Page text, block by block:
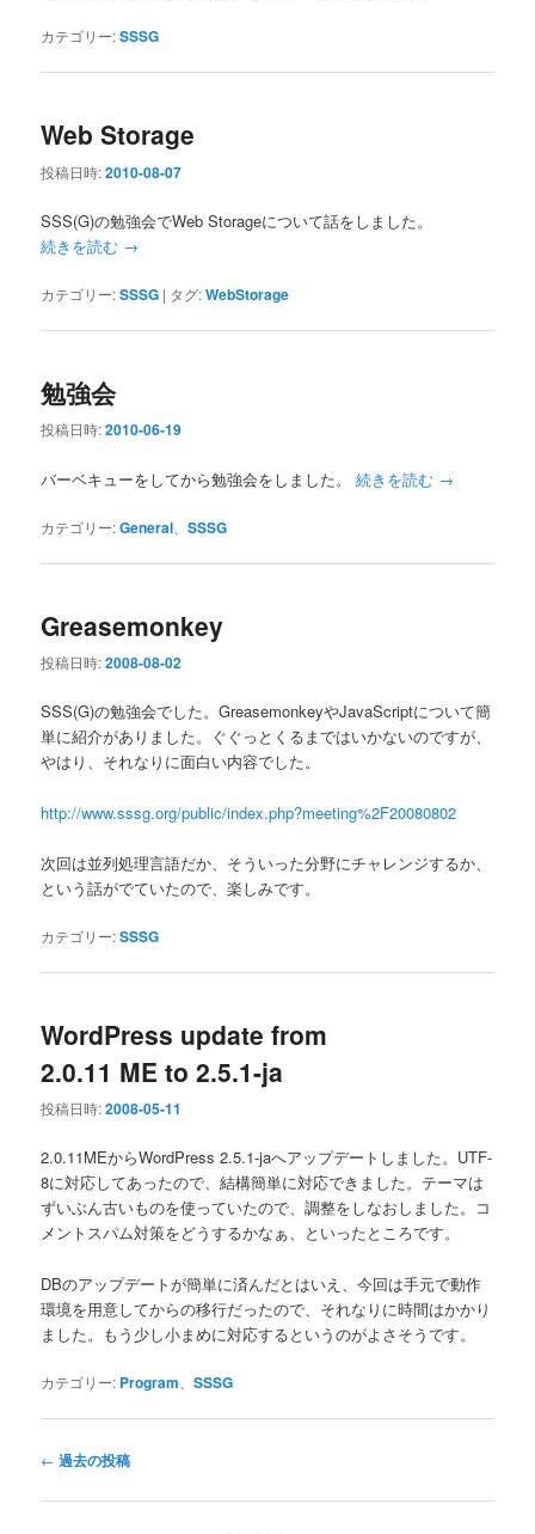
カテゴリー:SSSG
Web Storage
投稿日時:2010-08-07
SSS(G)の勉強会でWeb Storageについて話をしました。
続きを読む →
カテゴリー:SSSG | タグ:WebStorage
勉強会
投稿日時:2010-06-19
バーベキューをしてから勉強会をしました。続きを読む →
カテゴリー:General 、SSSG
Greasemonkey
投稿日時:2008-08-02
SSS(G)の勉強会でした。GreasemonkeyやJavaScriptについて簡
単に紹介がありました。ぐぐっとくるまではいかないのですが、
やはり、それなりに面白い内容でした。
http://www.sssg.org/public/index.php?meeting%2F20080802
次回は並列処理言語だか、そういった分野にチャレンジするか、
という話がでていたので、楽しみです。
カテゴリー:SSSG
WordPress update from
2.0.11 ME to 2.5.1-ja
投稿日時:2008-05-11
2.0.11MEからWordPress 2.5.1-jaへアップデートしました。UTF-
8に対応してあったので、結構簡単に対応できました。テーマは
ずいぶん古いものを使っていたので、調整をしなおしました。コ
メントスパム対策をどうするかなぁ、といったところです。
DBのアップデートが簡単に済んだとはいえ、今回は手元で動作
環境を用意してからの移行だったので、それなりに時間はかかり
ました。もう少し小まめに対応するというのがよさそうです。
カテゴリー: Program 、SSSG
投
ナ
← 過去の投稿